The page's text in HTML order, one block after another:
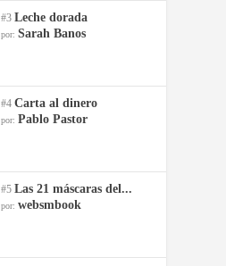
#3Leche dorada
por:Sarah Banos
#4Carta al dinero
por: Pablo Pastor
#5Las 21 máscaras del...
por:websmbook